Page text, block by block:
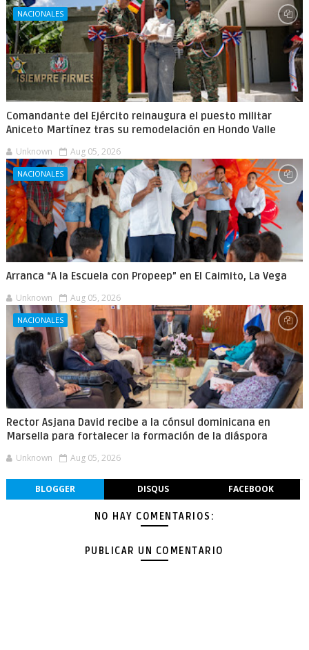
NACIONALES
Comandante del Ejército reinaugura el puesto militar
Aniceto Martínez tras su remodelación en Hondo Valle
Unknown Aug 05, 2026
NACIONALES
Arranca “A la Escuela con Propeep” en El Caimito, La Vega
Unknown Aug 05, 2026
NACIONALES
Rector Asjana David recibe a la cónsul dominicana en
Marsella para fortalecer la formación de la diáspora
Unknown Aug 05, 2026
BLOGGER DISQUS FACEBOOK
NO HAY COMENTARIOS:
PUBLICAR UN COMENTARIO